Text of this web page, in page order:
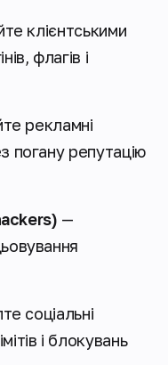
клієнтськими
флагів і
рекламні
погану репутацію
—
соціальні
і блокувань